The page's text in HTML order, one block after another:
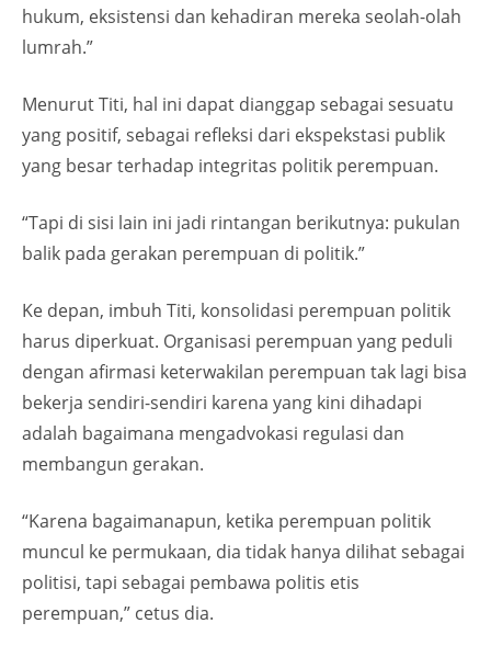
hukum, eksistensi dan kehadiran mereka seolah-olah
lumrah.”
Menurut Titi, hal ini dapat dianggap sebagai sesuatu
yang positif, sebagai refleksi dari ekspekstasi publik
yang besar terhadap integritas politik perempuan.
“Tapi di sisi lain ini jadi rintangan berikutnya: pukulan
balik pada gerakan perempuan di politik.”
Ke depan, imbuh Titi, konsolidasi perempuan politik
harus diperkuat. Organisasi perempuan yang peduli
dengan afirmasi keterwakilan perempuan tak lagi bisa
bekerja sendiri-sendiri karena yang kini dihadapi
adalah bagaimana mengadvokasi regulasi dan
membangun gerakan.
“Karena bagaimanapun, ketika perempuan politik
muncul ke permukaan, dia tidak hanya dilihat sebagai
politisi, tapi sebagai pembawa politis etis
perempuan,” cetus dia.